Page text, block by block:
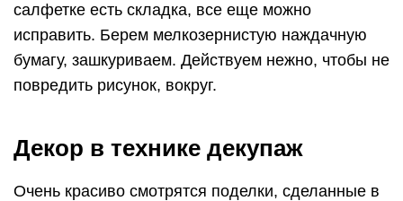
салфетке есть складка, все еще можно
исправить. Берем мелкозернистую наждачную
бумагу, зашкуриваем. Действуем нежно, чтобы не
повредить рисунок, вокруг.
Декор в технике декупаж
Очень красиво смотрятся поделки, сделанные в